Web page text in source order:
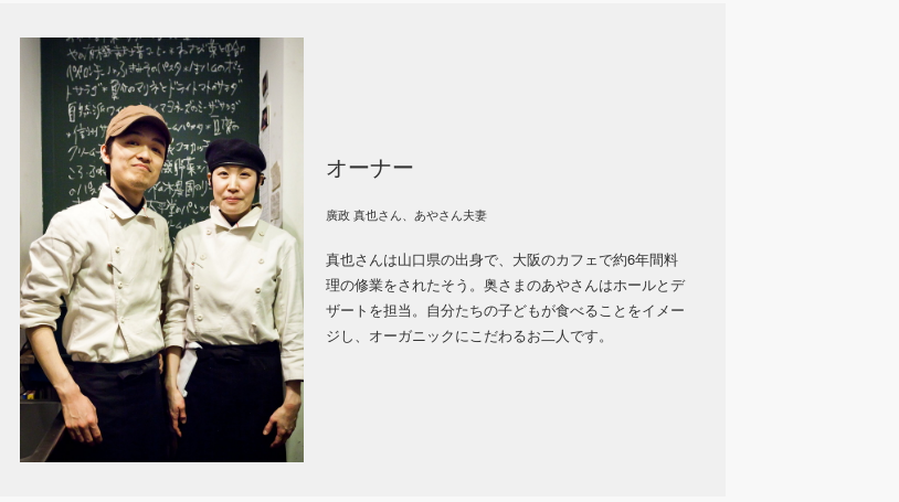
オーナー
廣政 真也さん、あやさん夫妻
真也さんは山口県の出身で、大阪のカフェで約6年間料
理の修業をされたそう。奥さまのあやさんはホールとデ
ザートを担当。自分たちの子どもが食べることをイメー
ジし、オーガニックにこだわるお二人です。